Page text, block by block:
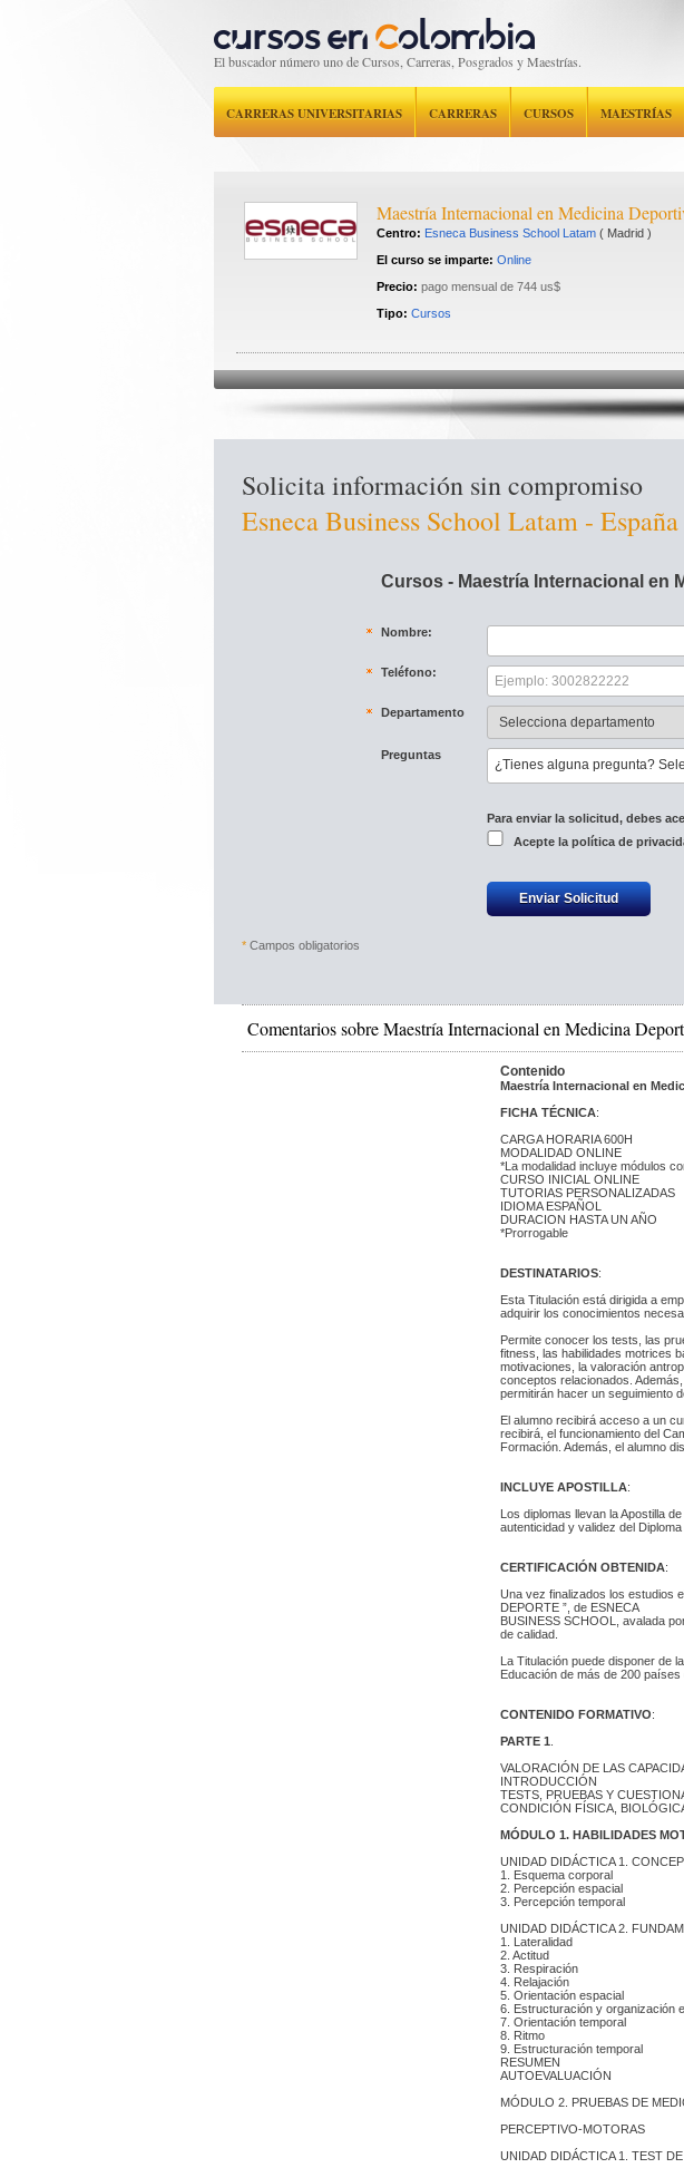
El buscador número uno de Cursos, Carreras, Posgrados y Maestrías.
CARRERAS UNIVERSITARIAS CARRERAS CURSOS MAESTRÍAS
Maestría Internacional en Medicina
Centro: Esneca Business School Latam ( Madrid )
El curso se imparte: Online
Precio: pago mensual de 744 us$
Tipo: Cursos
Solicita información sin compromiso
Esneca Business School Latam - España
Cursos - Maestría Internacional en
Nombre:
Teléfono:
Departamento
Preguntas
¿Tienes alguna pregunta?
Para enviar la solicitud, debes
Acepte la política de
Enviar Solicitud
* Campos obligatorios
Comentarios sobre Maestría Internacional en Medicina
Contenido
Maestría Internacional en
FICHA TÉCNICA:
CARGA HORARIA 600H
MODALIDAD ONLINE
*La modalidad incluye módulos
CURSO INICIAL ONLINE
TUTORIAS PERSONALIZADAS
IDIOMA ESPAÑOL
DURACION HASTA UN AÑO
*Prorrogable
DESTINATARIOS:
Esta Titulación está dirigida a
adquirir los conocimientos
Permite conocer los tests, las
fitness, las habilidades motrices
motivaciones, la valoración
conceptos relacionados.
permitirán hacer un seguimiento
El alumno recibirá acceso a un
recibirá, el funcionamiento del
Formación. Además, el alumno
INCLUYE APOSTILLA:
Los diplomas llevan la Apostilla
autenticidad y validez del
CERTIFICACIÓN OBTENIDA:
Una vez finalizados los estudios
DEPORTE ”, de ESNECA
BUSINESS SCHOOL, avalada
de calidad.
La Titulación puede disponer de
Educación de más de 200 países
CONTENIDO FORMATIVO:
PARTE 1
VALORACIÓN DE LAS
INTRODUCCIÓN
TESTS, PRUEBAS Y
CONDICIÓN FÍSICA,
MÓDULO 1. HABILIDADES
UNIDAD DIDÁCTICA 1.
1. Esquema corporal
2. Percepción espacial
3. Percepción temporal
UNIDAD DIDÁCTICA 2.
1. Lateralidad
2. Actitud
3. Respiración
4. Relajación
5. Orientación espacial
6. Estructuración y organización
7. Orientación temporal
8. Ritmo
9. Estructuración temporal
RESUMEN
AUTOEVALUACIÓN
MÓDULO 2. PRUEBAS DE
PERCEPTIVO-MOTORAS
UNIDAD DIDÁCTICA 1. TEST